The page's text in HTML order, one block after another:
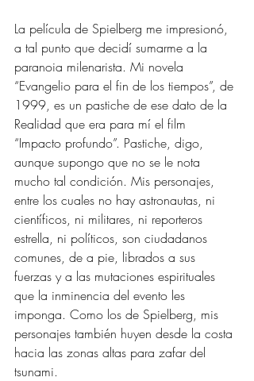
La película de Spielberg me impresionó,
a tal punto que decidí sumarme a la
paranoia milenarista. Mi novela
“Evangelio para el fin de los tiempos”, de
1999, es un pastiche de ese dato de la
Realidad que era para mí el film
“Impacto profundo”. Pastiche, digo,
aunque supongo que no se le nota
mucho tal condición. Mis personajes,
entre los cuales no hay astronautas, ni
científicos, ni militares, ni reporteros
estrella, ni políticos, son ciudadanos
comunes, de a pie, librados a sus
fuerzas y a las mutaciones espirituales
que la inminencia del evento les
imponga. Como los de Spielberg, mis
personajes también huyen desde la costa
hacia las zonas altas para zafar del
tsunami.